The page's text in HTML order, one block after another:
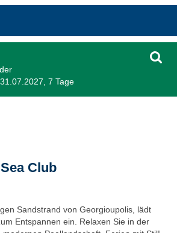
7 Tage
Club
Sandstrand von Georgioupolis, lädt
Entspannen ein. Relaxen Sie in der